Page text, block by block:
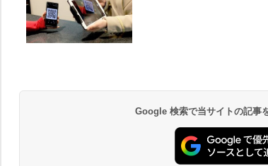
Google 検索で当サイトの記事